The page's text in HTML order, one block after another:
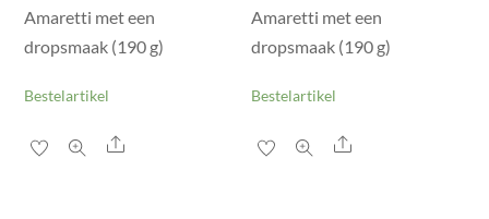
Amaretti met een
dropsmaak (190 g)
Bestelartikel
Share
Amaretti met een
dropsmaak (190 g)
Bestelartikel
Share